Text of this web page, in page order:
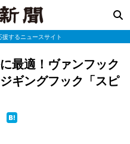
するニュースサイト
最適！ヴァンフック
ギングフック「スピ